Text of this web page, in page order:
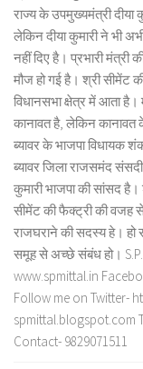
राज्य के उपमुख्यमंत्री दीया
लेकिन दीया कुमारी ने भी
नहीं दिए है। प्रभारी
मौज हो गई है। श्री सीमेंट
विधानसभा क्षेत्र में आता
कानावत है, लेकिन कानावत
ब्यावर के भाजपा विधायक
ब्यावर जिला राजसमंद
कुमारी भाजपा की सांसद है।
सीमेंट की फैक्ट्री की वजह से
राजघराने की सदस्य हे। हो
समूह से अच्छे संबंध हो।
www.spmittal.in
Follow me on Twitter-
spmittal.blogspot.com
Contact- 9829071511